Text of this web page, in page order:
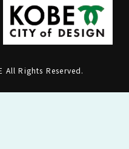
All Rights Reserved.